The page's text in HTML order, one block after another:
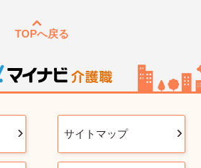
TOPへ戻る
サイトマップ